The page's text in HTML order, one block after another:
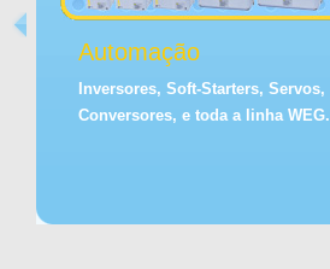
Automação
Inversores, Soft-Starters, Servos,
Conversores, e toda a linha WEG.